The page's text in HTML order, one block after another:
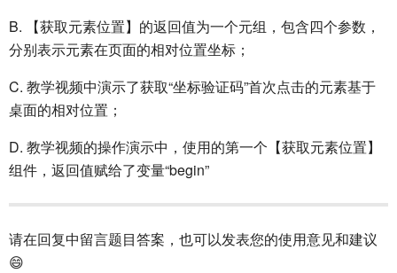
B. 【获取元素位置】的返回值为一个元组，包含四个参数，
分别表示元素在页面的相对位置坐标；
C. 教学视频中演示了获取“坐标验证码”首次点击的元素基于
桌面的相对位置；
D. 教学视频的操作演示中，使用的第一个【获取元素位置】
组件，返回值赋给了变量“begin”
请在回复中留言题目答案，也可以发表您的使用意见和建议
😄